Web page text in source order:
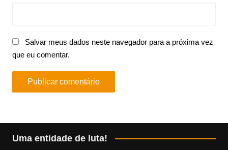
Salvar meus dados neste navegador para a próxima vez
que eu comentar.
Uma entidade de luta!